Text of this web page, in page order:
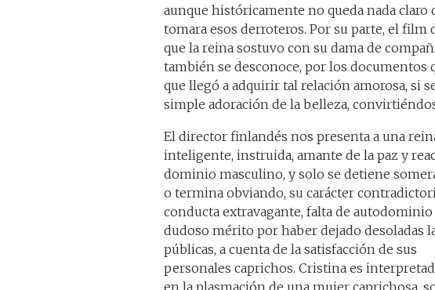
aunque históricamente no queda nada
tomara esos derroteros. Por su parte, el film
que la reina sostuvo con su dama de
también se desconoce, por los documentos
que llegó a adquirir tal relación amorosa, si
simple adoración de la belleza,
El director finlandés nos presenta a una
inteligente, instruida, amante de la paz y
dominio masculino, y solo se detiene
o termina obviando, su carácter
conducta extravagante, falta de autodominio
dudoso mérito por haber dejado desoladas
públicas, a cuenta de la satisfacción de sus
personales caprichos. Cristina es